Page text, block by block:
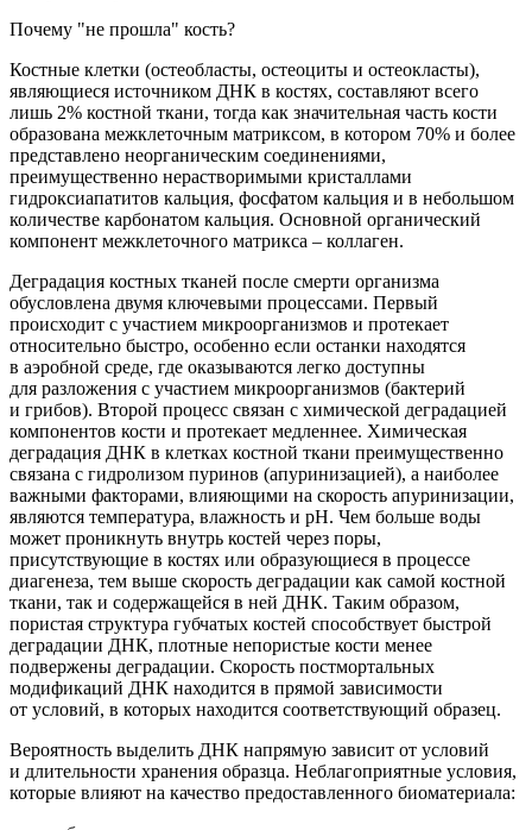
Почему "не прошла" кость?
Костные клетки (остеобласты, остеоциты и остеокласты),
являющиеся источником ДНК в костях, составляют всего
лишь 2% костной ткани, тогда как значительная часть кости
образована межклеточным матриксом, в котором 70% и более
представлено неорганическим соединениями,
преимущественно нерастворимыми кристаллами
гидроксиапатитов кальция, фосфатом кальция и в небольшом
количестве карбонатом кальция. Основной органический
компонент межклеточного матрикса – коллаген.
Деградация костных тканей после смерти организма
обусловлена двумя ключевыми процессами. Первый
происходит с участием микроорганизмов и протекает
относительно быстро, особенно если останки находятся
в аэробной среде, где оказываются легко доступны
для разложения с участием микроорганизмов (бактерий
и грибов). Второй процесс связан с химической деградацией
компонентов кости и протекает медленнее. Химическая
деградация ДНК в клетках костной ткани преимущественно
связана с гидролизом пуринов (апуринизацией), а наиболее
важными факторами, влияющими на скорость апуринизации,
являются температура, влажность и рН. Чем больше воды
может проникнуть внутрь костей через поры,
присутствующие в костях или образующиеся в процессе
диагенеза, тем выше скорость деградации как самой костной
ткани, так и содержащейся в ней ДНК. Таким образом,
пористая структура губчатых костей способствует быстрой
деградации ДНК, плотные непористые кости менее
подвержены деградации. Скорость постмортальных
модификаций ДНК находится в прямой зависимости
от условий, в которых находится соответствующий образец.
Вероятность выделить ДНК напрямую зависит от условий
и длительности хранения образца. Неблагоприятные условия,
которые влияют на качество предоставленного биоматериала: